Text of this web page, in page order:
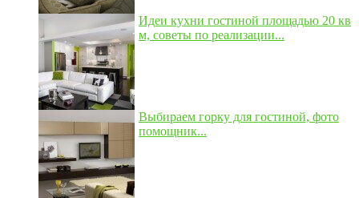
Идеи кухни гостиной площадью 20 кв
м, советы по реализации...
Выбираем горку для гостиной, фото
помощник...